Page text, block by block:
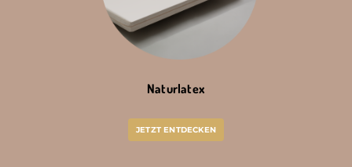
Naturlatex
JETZT ENTDECKEN